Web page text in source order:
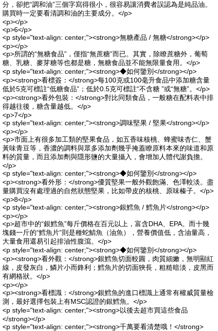
分，卻把“調和油”三個字寫得很小，很容易讓消費者誤認為是純品油。
購買時一定要看清調和油的主要成分。</p>
<p></p>
<p>6</p>
<p style="text-align: center;"><strong>無糖產品 / 無糖</strong></p>
<p></p>
<p>所謂的“無糖食品”，僅指“無蔗糖”而已。其實，除瞭蔗糖外，葡萄
糖、乳糖、麥芽糖等也都是糖，無糖食品並不能無限量食用。</p>
<p style="text-align: center;"><strong>◆如何鑒別</strong></p>
<p><strong>看標簽：</strong>每100克或100毫升食品中添加糖含量
低於5克可標註“低糖食品”；低於0.5克可標註“不含糖 ”或“無糖”。</p>
<p><strong>看外包裝：</strong>對比同類食品，一般糖在配料表中排
得越往後，糖含量越低。</p>
<p>7</p>
<p style="text-align: center;"><strong>調味堅果 / 堅果</strong></p>
<p></p>
<p>市面上有很多加工類的堅果食品，如五香味核桃、蜂蜜味杏仁、蟹
黃味青豆等，香濃的調料與眾多添加劑幾乎掩蓋瞭原料本來的味道和原
料的質量，而且添加劑與隱形鹽的大量攝入，會增加人體代謝負擔。
</p>
<p style="text-align: center;"><strong>◆如何鑒別</strong></p>
<p><strong>看外形：</strong>優質堅果一般外觀飽滿、色澤較淡。盡
量購買沒有處理過的自然狀態堅果，比如帶皮的核桃、原味榛子。</p>
<p>8</p>
<p style="text-align: center;"><strong>銀鱈魚 / 鱈魚片</strong></p>
<p></p>
<p>超市中的“銀鱈魚”每斤價格在百元以上，富含DHA、EPA。而十幾
塊錢一斤的“鱈魚片”則是種蛇鯖魚（油魚），營養價值低，含油量高，
大量食用還易引起排油性腹瀉。</p>
<p style="text-align: center;"><strong>◆如何鑒別</strong></p>
<p><strong>看外觀：</strong>銀鱈魚切面較圓，肉質細嫩，無明顯紅
線，皮發灰白，鱗片小而鋒利；鱈魚片的切面狹長，粗糙暗淡，皮黑而
有網格狀。</p>
<p></p>
<p><strong>看標識：</strong>銀鱈魚的進口標識上通常有權威質量檢
測，最好選擇包裝上有MSC認證的銀鱈魚。</p>
<p style="text-align: center;"><strong>以後去超市買這些食品
</strong></p>
<p style="text-align: center;"><strong>千萬要看清楚哦！</strong>